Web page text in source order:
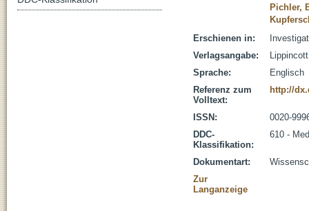
Pichler,
Erschienen in:
Verlagsangabe:
Sprache:
Englisch
Referenz zum
Volltext:
http://
ISSN:
0020-
DDC-
Klassifikation:
610 -
Dokumentart:
Zur
Langanzeige